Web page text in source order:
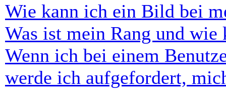
Wie kann ich ein Bild bei
Was ist mein Rang und wie
Wenn ich bei einem
werde ich aufgefordert,